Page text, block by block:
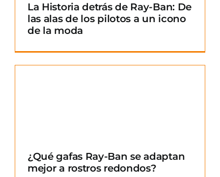
La Historia detrás de Ray-Ban: De
las alas de los pilotos a un icono
de la moda
¿Qué gafas Ray-Ban se adaptan
mejor a rostros redondos?